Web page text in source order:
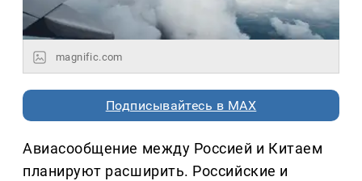
magnific.com
Подписывайтесь в MAX
Авиасообщение между Россией и Китаем
планируют расширить. Российские и